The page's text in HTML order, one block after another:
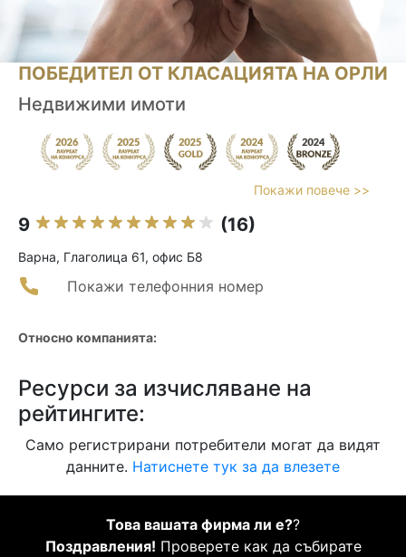
ПОБЕДИТЕЛ ОТ КЛАСАЦИЯТА НА ОРЛИ
Недвижими имоти
Покажи повече >>
9 (16)
Варна, Глаголица 61, офис Б8
Покажи телефонния номер
Относно компанията:
Ресурси за изчисляване на
рейтингите:
Само регистрирани потребители могат да видят
данните. Натиснете тук за да влезете
Това вашата фирма ли е??
Поздравления! Проверете как да събирате